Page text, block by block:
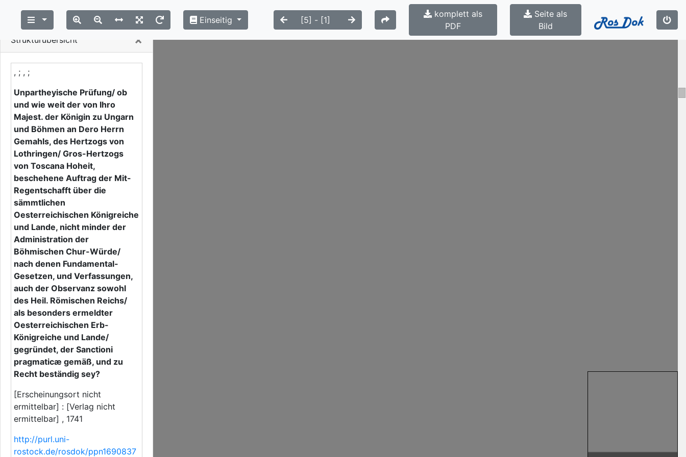
Strukturübersicht × Close
, ; , ;
Unpartheyische Prüfung/ ob
und wie weit der von Ihro
Majest. der Königin zu Ungarn
und Böhmen an Dero Herrn
Gemahls, des Hertzogs von
Lothringen/ Gros-Hertzogs
von Toscana Hoheit,
beschehene Auftrag der Mit-
Regentschafft über die
sämmtlichen
Oesterreichischen Königreiche
und Lande, nicht minder der
Administration der
Böhmischen Chur-Würde/
nach denen Fundamental-
Gesetzen, und Verfassungen,
auch der Observanz sowohl
des Heil. Römischen Reichs/
als besonders ermeldter
Oesterreichischen Erb-
Königreiche und Lande/
gegründet, der Sanctioni
pragmaticæ gemäß, und zu
Recht beständig sey?
[Erscheinungsort nicht
ermittelbar] : [Verlag nicht
ermittelbar] , 1741
http://purl.uni-
rostock.de/rosdok/ppn1690837
Einseitig
komplett als
PDF
Seite als
Bild